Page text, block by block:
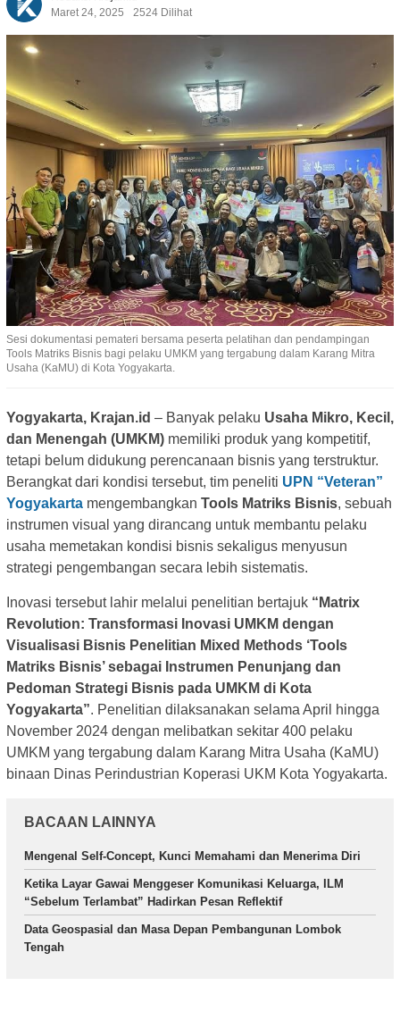
Maret 24, 2025
2524 Dilihat
Sesi dokumentasi pemateri bersama peserta pelatihan dan pendampingan
Tools Matriks Bisnis bagi pelaku UMKM yang tergabung dalam Karang Mitra
Usaha (KaMU) di Kota Yogyakarta.
Yogyakarta, Krajan.id – Banyak pelaku Usaha Mikro, Kecil,
dan Menengah (UMKM) memiliki produk yang kompetitif,
tetapi belum didukung perencanaan bisnis yang terstruktur.
Berangkat dari kondisi tersebut, tim peneliti UPN “Veteran”
Yogyakarta mengembangkan Tools Matriks Bisnis, sebuah
instrumen visual yang dirancang untuk membantu pelaku
usaha memetakan kondisi bisnis sekaligus menyusun
strategi pengembangan secara lebih sistematis.
Inovasi tersebut lahir melalui penelitian bertajuk “Matrix
Revolution: Transformasi Inovasi UMKM dengan
Visualisasi Bisnis Penelitian Mixed Methods ‘Tools
Matriks Bisnis’ sebagai Instrumen Penunjang dan
Pedoman Strategi Bisnis pada UMKM di Kota
Yogyakarta”. Penelitian dilaksanakan selama April hingga
November 2024 dengan melibatkan sekitar 400 pelaku
UMKM yang tergabung dalam Karang Mitra Usaha (KaMU)
binaan Dinas Perindustrian Koperasi UKM Kota Yogyakarta.
BACAAN LAINNYA
Mengenal Self-Concept, Kunci Memahami dan Menerima Diri
Ketika Layar Gawai Menggeser Komunikasi Keluarga, ILM
“Sebelum Terlambat” Hadirkan Pesan Reflektif
Data Geospasial dan Masa Depan Pembangunan Lombok
Tengah